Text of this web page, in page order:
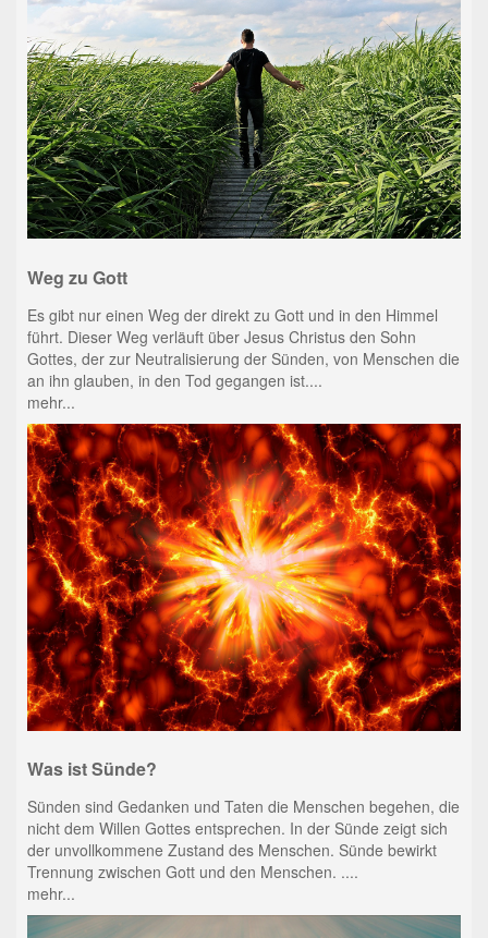
Weg zu Gott
Es gibt nur einen Weg der direkt zu Gott und in den Himmel
führt. Dieser Weg verläuft über Jesus Christus den Sohn
Gottes, der zur Neutralisierung der Sünden, von Menschen die
an ihn glauben, in den Tod gegangen ist....
mehr...
Was ist Sünde?
Sünden sind Gedanken und Taten die Menschen begehen, die
nicht dem Willen Gottes entsprechen. In der Sünde zeigt sich
der unvollkommene Zustand des Menschen. Sünde bewirkt
Trennung zwischen Gott und den Menschen. ....
mehr...